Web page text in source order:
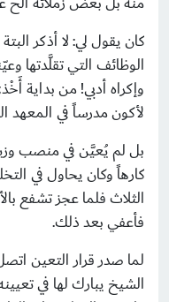
كان يقول لي: لا أذكر
الوظائف التي تقلَّدتها
وإكراه أدبي! من بداية
لأكون مدرساً في المعهد
بل لم يُعيَّن في منصب
كارهاً وكان يحاول في
الثلاث فلما عجز تشفع
فأعفي بعد ذلك.
لما صدر قرار التعين
الشيخ يبارك لها في